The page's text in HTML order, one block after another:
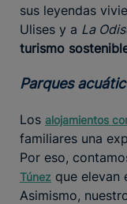
sus leyendas
Ulises y a La
turismo
Parques
Los alojamientos
familiares una
Por eso,
Túnez que elevan
Asimismo,